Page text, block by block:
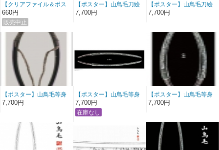
【クリアファイル＆ポス
トカード】備前長船刀剣
博物館×刀剣乱舞 開催記
念 Ａ４クリアファイル
＆ポストカードセット
（2020）
660円
【ポスター】山鳥毛刀絵
図等身大ポスター
（横） 玉置城二押形複
7,700円
【ポスター】山鳥毛刀絵
図等身大ポスター
（縦） 玉置城二押形複
7,700円
【ポスター】山鳥毛等身
大ポスター 拵（縦）
7,700円
【ポスター】山鳥毛等身
大ポスター（横）
7,700円
【ポスター】山鳥毛等身
大ポスター（縦）
7,700円